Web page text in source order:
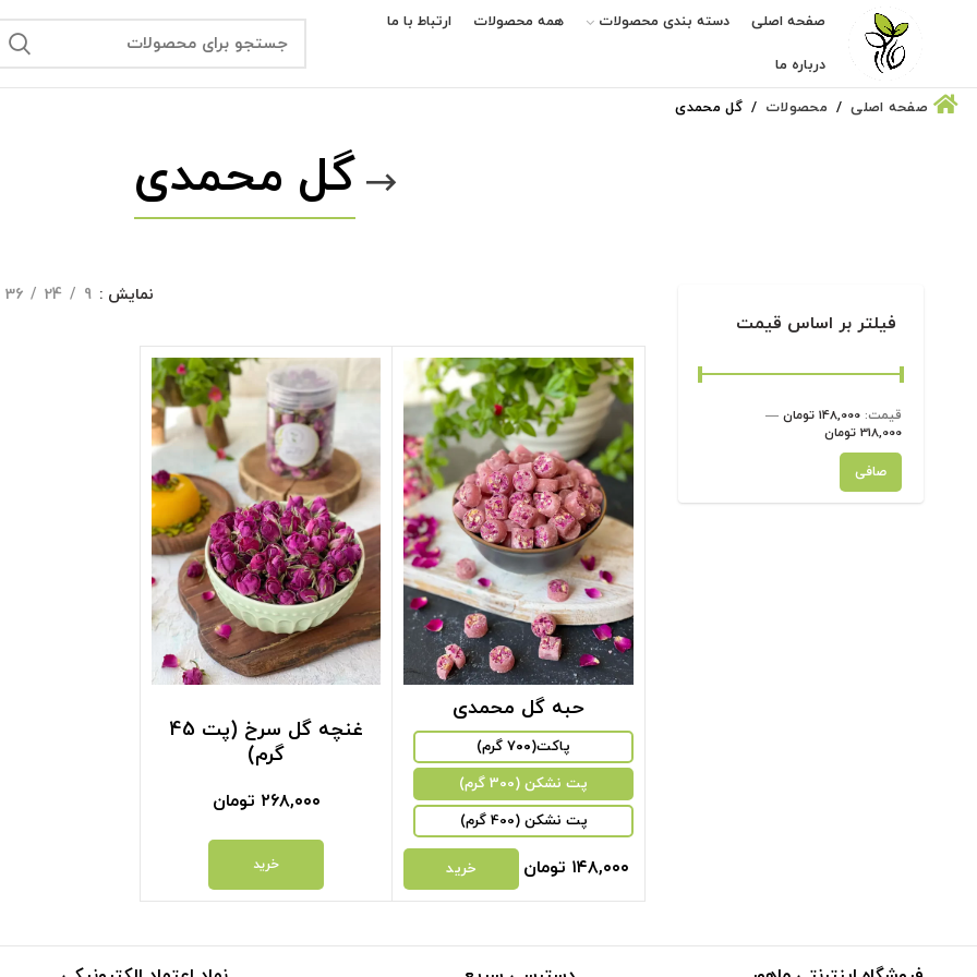
صفحه اصلی دسته بندی محصولات همه محصولات ارتباط با ما
درباره ما
صفحه اصلی محصولات گل محمدی
گل محمدی
فیلتر بر اساس قیمت
حداقل
قیمت
حداكثر
قيمت
صافی
قيمت: 148,000 تومان
—
318,000 تومان
نمایش 9
24
36
حبه گل محمدی
پاکت(۷۰۰ گرم)
پت نشکن (300 گرم)
پت نشکن (400 گرم)
۱۴۸,۰۰۰ تومان خرید
غنچه گل سرخ (پت 45
گرم)
۲۶۸,۰۰۰ تومان
خرید